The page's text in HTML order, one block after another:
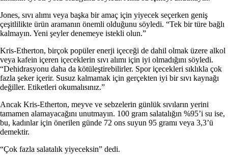
Jones, sıvı alımı veya başka bir amaç için yiyecek seçerken geniş
çeşitlilikte ürün aramanın önemli olduğunu söyledi. “Tek bir türe bağlı
kalmayın. Yeni şeyler denemeye istekli olun.”
Kris-Etherton, birçok popüler enerji içeceği de dahil olmak üzere alkol
veya kafein içeren içeceklerin sıvı alımı için iyi olmadığını söyledi.
“Dehidrasyonu daha da kötüleştirebilirler. Spor içecekleri sıklıkla çok
fazla şeker içerir. Susuz kalmamak için gerçekten iyi bir sıvı kaynağı
değiller. Etiketleri okumalısınız.”
Ancak Kris-Etherton, meyve ve sebzelerin günlük sıvıların yerini
tamamen alamayacağını unutmayın. 100 gram salatalığın %95’i su ise,
bu, kadınlar için önerilen günde 72 ons suyun 95 gramı veya 3,3’ü
demektir.
“Çok fazla salatalık yiyeceksin” dedi.